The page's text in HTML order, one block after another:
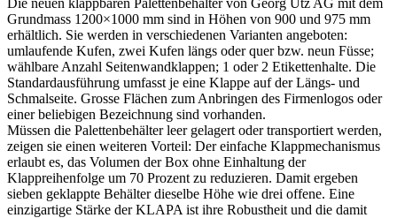
Grundmass 1200×1000 mm sind in Höhen von 900 und 975 mm
erhältlich. Sie werden in verschiedenen Varianten angeboten:
umlaufende Kufen, zwei Kufen längs oder quer bzw. neun Füsse;
wählbare Anzahl Seitenwandklappen; 1 oder 2 Etikettenhalte. Die
Standardausführung umfasst je eine Klappe auf der Längs- und
Schmalseite. Grosse Flächen zum Anbringen des Firmenlogos oder
einer beliebigen Bezeichnung sind vorhanden.
Müssen die Palettenbehälter leer gelagert oder transportiert werden,
zeigen sie einen weiteren Vorteil: Der einfache Klappmechanismus
erlaubt es, das Volumen der Box ohne Einhaltung der
Klappreihenfolge um 70 Prozent zu reduzieren. Damit ergeben
sieben geklappte Behälter dieselbe Höhe wie drei offene. Eine
einzigartige Stärke der KLAPA ist ihre Robustheit und die damit